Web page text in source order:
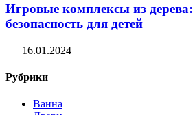
Игровые комплексы из дерева:
безопасность для детей
16.01.2024
Рубрики
Ванна